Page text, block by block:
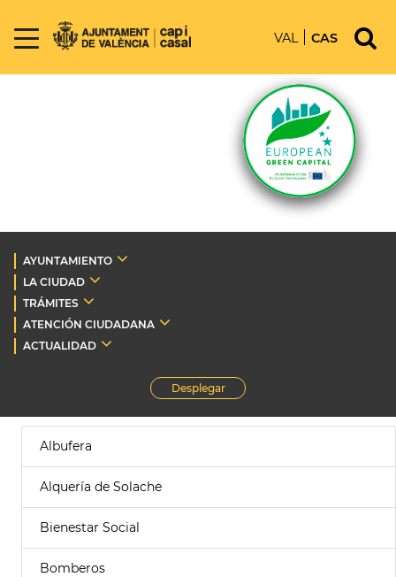
VAL CAS
AYUNTAMIENTO
LA CIUDAD
TRÁMITES
ATENCIÓN CIUDADANA
ACTUALIDAD
Desplegar
Albufera
Alquería de Solache
Bienestar Social
Bomberos